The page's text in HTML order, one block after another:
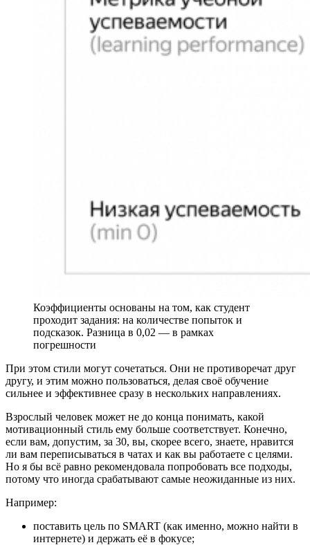
Коэффициенты основаны на том, как студент
проходит задания: на количестве попыток и
подсказок. Разница в 0,02 — в рамках
погрешности
При этом стили могут сочетаться. Они не противоречат друг
другу, и этим можно пользоваться, делая своё обучение
сильнее и эффективнее сразу в нескольких направлениях.
Взрослый человек может не до конца понимать, какой
мотивационный стиль ему больше соответствует. Конечно,
если вам, допустим, за 30, вы, скорее всего, знаете, нравится
ли вам переписываться в чатах и как вы работаете с целями.
Но я бы всё равно рекомендовала попробовать все подходы,
потому что иногда срабатывают самые неожиданные из них.
Например:
поставить цель по SMART (как именно, можно найти в
интернете) и держать её в фокусе;